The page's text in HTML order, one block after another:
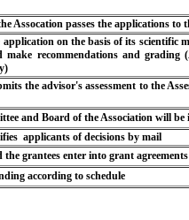
Assocation passes the applications
on the basis of its scientific
make recommendations and
the advisor's assessment to the
and Board of the Association will
applicants of decisions by mail
the grantees enter into grant agreements
according to schedule